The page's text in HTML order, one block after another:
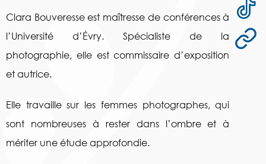
Clara Bouveresse est maîtresse de conférences à
l’Université d’Évry. Spécialiste de la
photographie, elle est commissaire d’exposition
et autrice.
Elle travaille sur les femmes photographes, qui
sont nombreuses à rester dans l’ombre et à
mériter une étude approfondie.